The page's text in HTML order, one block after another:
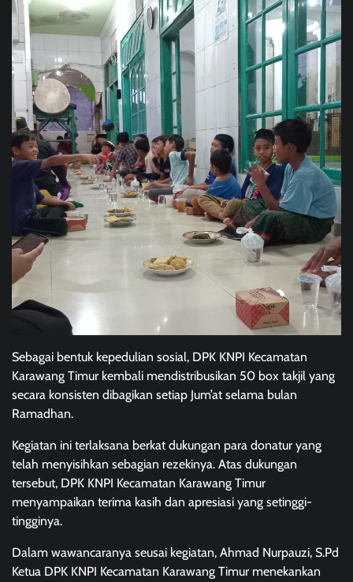
Sebagai bentuk kepedulian sosial, DPK KNPI Kecamatan
Karawang Timur kembali mendistribusikan 50 box takjil yang
secara konsisten dibagikan setiap Jum’at selama bulan
Ramadhan.
Kegiatan ini terlaksana berkat dukungan para donatur yang
telah menyisihkan sebagian rezekinya. Atas dukungan
tersebut, DPK KNPI Kecamatan Karawang Timur
menyampaikan terima kasih dan apresiasi yang setinggi-
tingginya.
Dalam wawancaranya seusai kegiatan, Ahmad Nurpauzi, S.Pd
Ketua DPK KNPI Kecamatan Karawang Timur menekankan